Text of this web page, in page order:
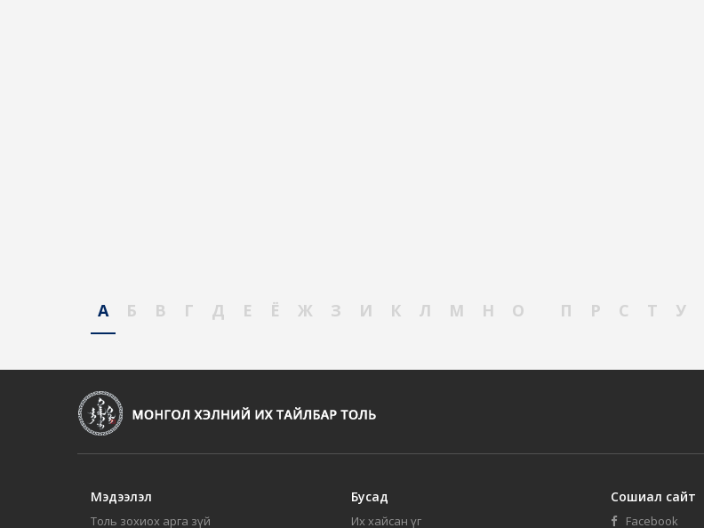
А Б В Г Д Е Ё Ж З И К Л М Н О П Р С Т У
Мэдээлэл
Толь зохиох арга зүй
Бусад
Их хайсан үг
Сошиал сайт
Facebook